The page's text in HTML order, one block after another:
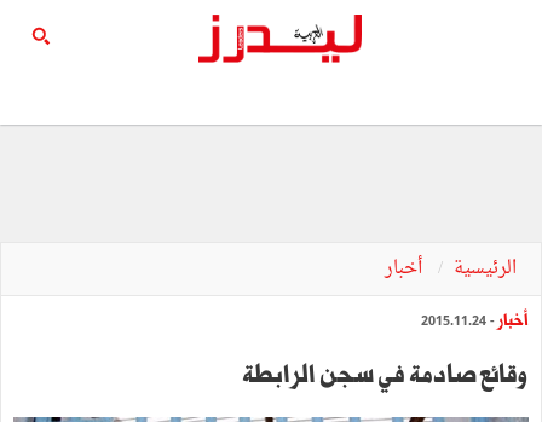
الرئيسية أخبار
أخبار - 2015.11.24
وقائع صادمة في سجن الرابطة